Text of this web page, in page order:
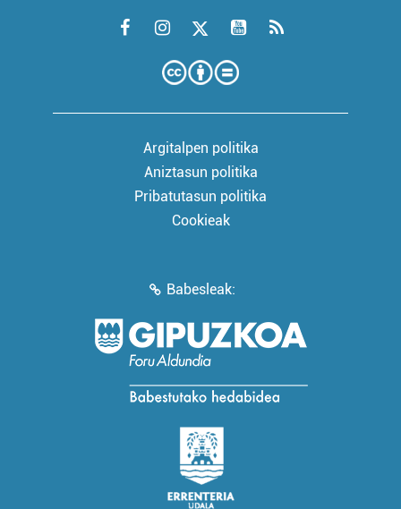
Argitalpen politika
Aniztasun politika
Pribatutasun politika
Cookieak
Babesleak: